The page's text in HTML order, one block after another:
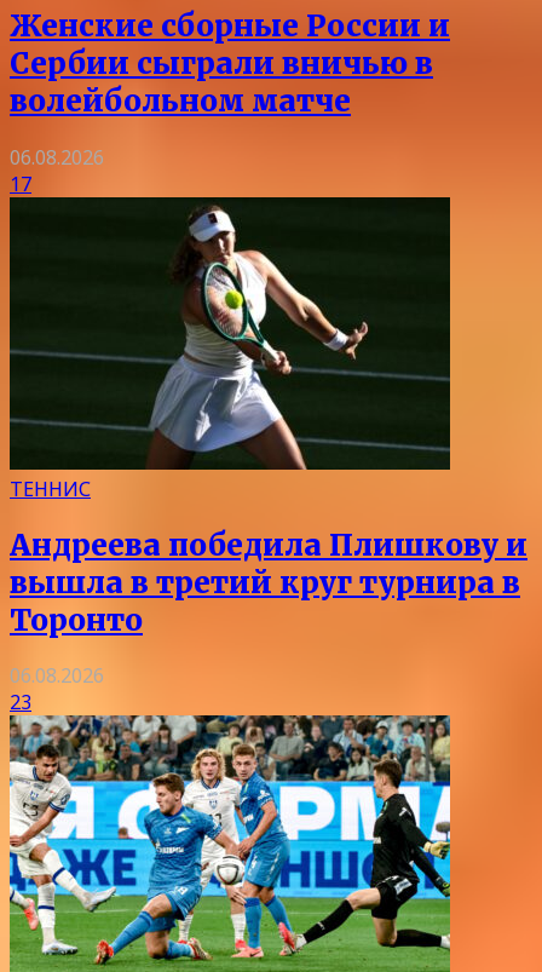
Женские сборные России и
Сербии сыграли вничью в
волейбольном матче
06.08.2026
17
ТЕННИС
Андреева победила Плишкову и
вышла в третий круг турнира в
Торонто
06.08.2026
23